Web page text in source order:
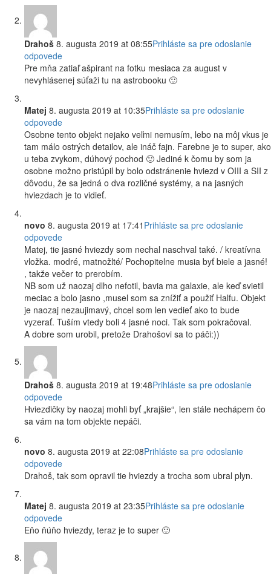
Drahoš 8. augusta 2019 at 08:55Prihláste sa pre odoslanie
odpovede
Pre mňa zatiaľ ašpirant na fotku mesiaca za august v
nevyhlásenej súťaži tu na astrobooku 🙂
Matej 8. augusta 2019 at 10:35Prihláste sa pre odoslanie
odpovede
Osobne tento objekt nejako veľmi nemusím, lebo na môj vkus je
tam málo ostrých detailov, ale ináč fajn. Farebne je to super, ako
u teba zvykom, dúhový pochod 🙂 Jediné k čomu by som ja
osobne možno pristúpil by bolo odstránenie hviezd v OIII a SII z
dôvodu, že sa jedná o dva rozličné systémy, a na jasných
hviezdach je to vidieť.
novo 8. augusta 2019 at 17:41 Prihláste sa pre odoslanie
odpovede
Matej, tie jasné hviezdy som nechal naschval také. / kreatívna
vložka. modré, matnožlté/ Pochopitelne musia byť biele a jasné!
, takže večer to prerobím.
NB som už naozaj dlho nefotil, bavia ma galaxie, ale keď svietil
meciac a bolo jasno ,musel som sa znížiť a použiť Halfu. Objekt
je naozaj nezaujimavý, chcel som len vedieť ako to bude
vyzerať. Tuším vtedy boli 4 jasné noci. Tak som pokračoval.
A dobre som urobil, pretože Drahošovi sa to páči:))
Drahoš 8. augusta 2019 at 19:48Prihláste sa pre odoslanie
odpovede
Hviezdičky by naozaj mohli byť „krajšie“, len stále nechápem čo
sa vám na tom objekte nepáči.
novo 8. augusta 2019 at 22:08Prihláste sa pre odoslanie
odpovede
Drahoš, tak som opravil tie hviezdy a trocha som ubral plyn.
Matej 8. augusta 2019 at 23:35Prihláste sa pre odoslanie
odpovede
Eňo ňúňo hviezdy, teraz je to super 🙂